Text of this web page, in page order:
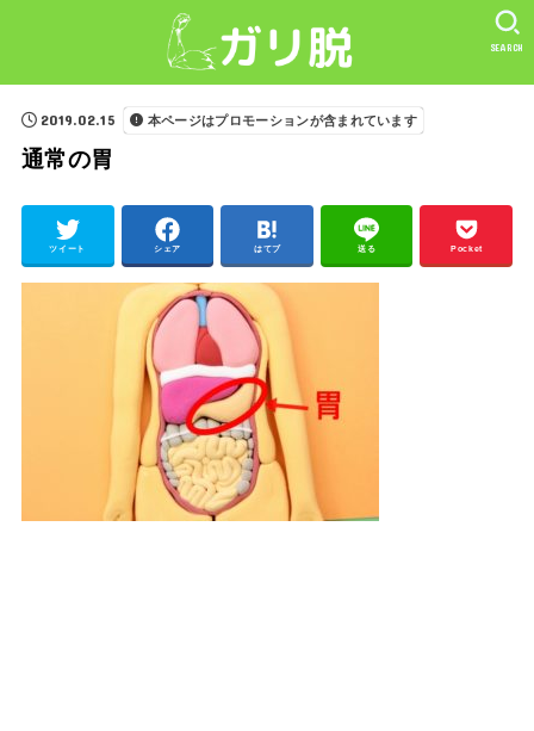
SEARCH
2019.02.15 本ページはプロモーションが含まれています
通常の胃
ツイート シェア はてブ 送る Pocket